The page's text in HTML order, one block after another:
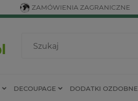
ZAMÓWIENIA ZAGRANICZNE
DECOUPAGE DODATKI OZDOBNE